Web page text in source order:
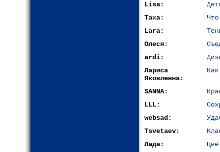
Lisa:
Таха:
Lara:
Олеся:
ardi:
Лариса
Яковлевна:
SANNA:
LLL:
websad:
Tsvetaev:
Лада: